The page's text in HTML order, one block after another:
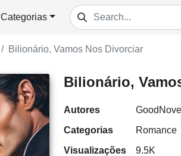
Categorias
Bilionário, Vamos Nos Divorciar
Bilionário,
Autores
GoodNovel
Categorias
Romance
Visualizações
9.5K